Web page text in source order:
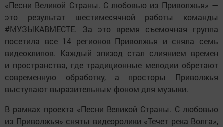
«Песни Великой Страны. С любовью из Приволжья» —
это результат шестимесячной работы команды
#МУЗЫКАВМЕСТЕ. За это время съемочная группа
посетила все 14 регионов Приволжья и сняла семь
видеоклипов. Каждый эпизод стал слиянием времен
и пространства, где традиционные мелодии обретают
современную обработку, а просторы Приволжья
выступают выразительным фоном для музыки.
В рамках проекта «Песни Великой Страны. С любовью
из Приволжья» сняты видеоролики «Течет река Волга»,